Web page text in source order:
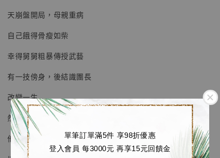
單筆訂單滿5件 享98折優惠
登入會員 每3000元 再享15元回饋金
天崩盤開局，母親重病
自己餓得骨瘦如柴
幸得舅舅粗暴傳授武藝
有一技傍身，後結識團長
改變一生
然而又親眼目睹戰友一個個逝去
他不屈的意志伴隨我們的青春